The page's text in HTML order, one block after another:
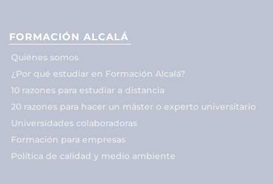
FORMACIÓN ALCALÁ
Quiénes somos
¿Por qué estudiar en Formación Alcalá?
10 razones para estudiar a distancia
20 razones para hacer un máster o experto universitario
Universidades colaboradoras
Formación para empresas
Política de calidad y medio ambiente